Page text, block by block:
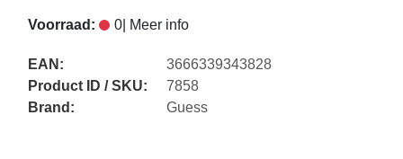
Voorraad: 0| Meer info
EAN:
3666339343828
Product ID / SKU:
7858
Brand:
Guess